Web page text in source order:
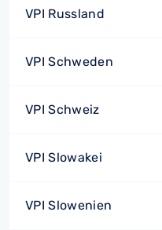
VPI Russland
VPI Schweden
VPI Schweiz
VPI Slowakei
VPI Slowenien